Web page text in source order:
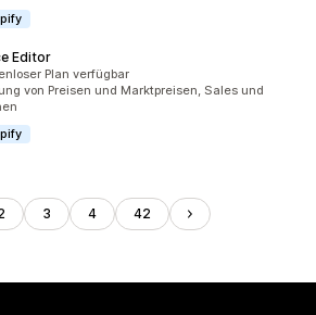
Editor
insgesamtPlan verfügbar
von Preisen und Marktpreisen, Sales und
3 4 42